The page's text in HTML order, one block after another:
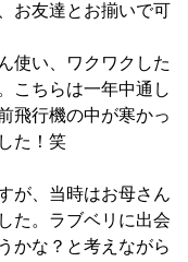
お友達とお揃いで可
使い、ワクワクした
こちらは一年中通し
飛行機の中が寒かっ
た！笑
が、当時はお母さん
た。ラブベリに出会
かな？と考えながら